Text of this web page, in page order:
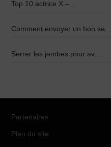
Top 10 actrice X –...
Comment envoyer un bon se...
Serrer les jambes pour av...
Partenaires
Plan du site